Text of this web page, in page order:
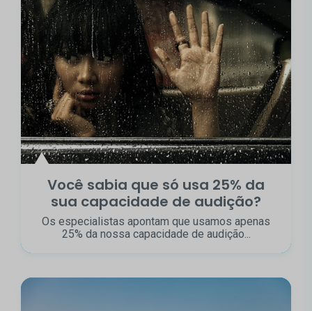
Você sabia que só usa 25% da
sua capacidade de audição?
Os especialistas apontam que usamos apenas
25% da nossa capacidade de audição...